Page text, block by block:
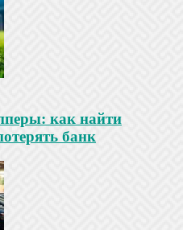
как найти
банк